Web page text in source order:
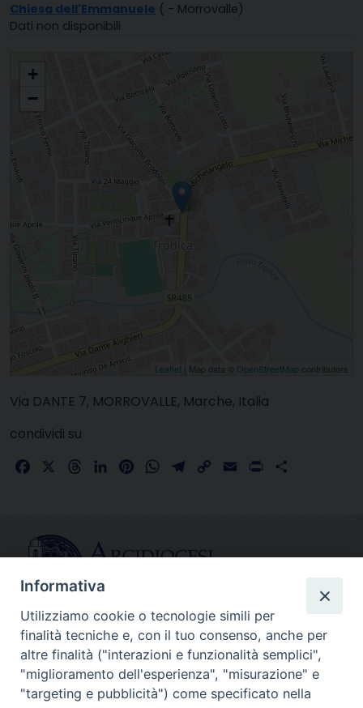
Chiesa dell'Emmanuele ( - Morrovalle)
Dati non disponibili
SACRO CUORE DI GESU' MORROVALLE - TRODICA
+
−
Leaflet | Map data © OpenStreetMap contributors
Via DANTE 7, MORROVALLE, Marche, Italia
condividi su
FacebookThreadsLinkedInPinterestWhatsApp
Telegram
Copy Email Print
CONTATTI
info@fermodiocesi.it
pec:economato.diocesifermo@legalmail.it
Informativa
Utilizziamo cookie o tecnologie simili per
finalità tecniche e, con il tuo consenso, anche per
altre finalità ("interazioni e funzionalità semplici",
"miglioramento dell'esperienza", "misurazione" e
"targeting e pubblicità") come specificato nella